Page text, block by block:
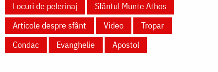
Locuri de pelerinaj
Sfântul Munte Athos
Articole despre sfânt
Video
Tropar
Condac
Evanghelie Apostol